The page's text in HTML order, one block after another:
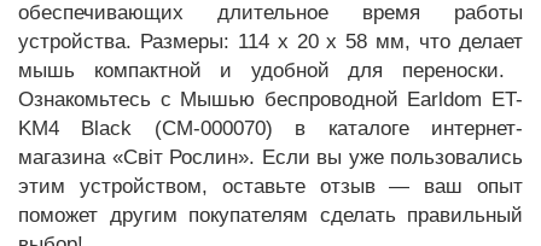
обеспечивающих длительное время работы
устройства. ​Размеры: 114 х 20 х 58 мм, что делает
мышь компактной и удобной для переноски. ​
Ознакомьтесь с Мышью беспроводной Earldom ET-
KM4 Black (CM-000070) в каталоге интернет-
магазина «Світ Рослин». Если вы уже пользовались
этим устройством, оставьте отзыв — ваш опыт
поможет другим покупателям сделать правильный